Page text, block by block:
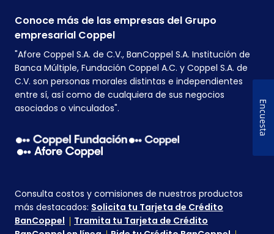
Conoce más de las empresas del Grupo
empresarial Coppel
"Afore Coppel S.A. de C.V., BanCoppel S.A. Institución de
Banca Múltiple, Fundación Coppel A.C. y Coppel S.A. de
C.V. son personas morales distintas e independientes
entre sí, así como de cualquiera de sus negocios
asociados o vinculados".
Consulta costos y comisiones de nuestros productos
más destacados: Solicita tu Tarjeta de Crédito
BanCoppel
Tramita tu Tarjeta de Crédito
Encuesta